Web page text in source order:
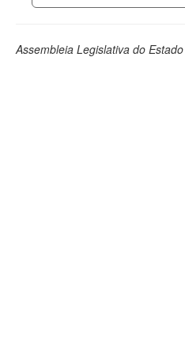
Assembleia Legislativa do